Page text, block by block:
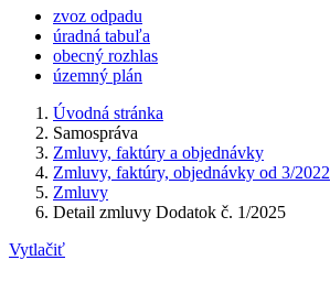
zvoz odpadu
úradná tabuľa
obecný rozhlas
územný plán
Úvodná stránka
Samospráva
Zmluvy, faktúry a objednávky
Zmluvy, faktúry, objednávky od 3/2022
Zmluvy
Detail zmluvy Dodatok č. 1/2025
Vytlačiť